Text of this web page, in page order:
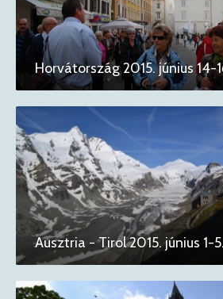
Horvátország 2015. június 14-
Ausztria - Tirol 2015. június 1-5.